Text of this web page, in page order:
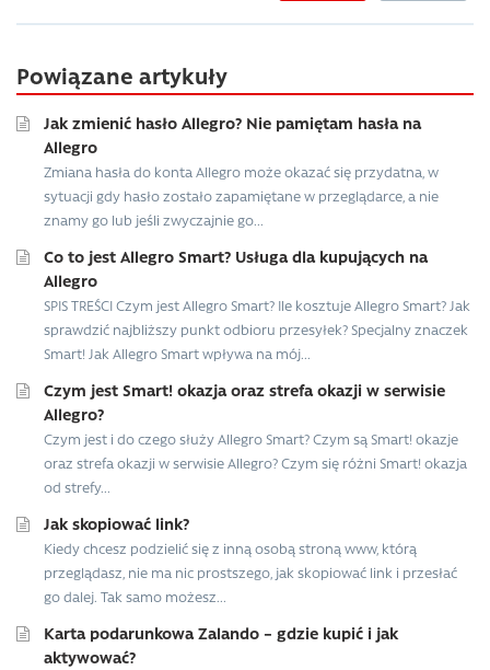
Powiązane artykuły
Jak zmienić hasło Allegro? Nie pamiętam hasła na
Allegro
Zmiana hasła do konta Allegro może okazać się przydatna, w
sytuacji gdy hasło zostało zapamiętane w przeglądarce, a nie
znamy go lub jeśli zwyczajnie go...
Co to jest Allegro Smart? Usługa dla kupujących na
Allegro
SPIS TREŚCI Czym jest Allegro Smart? Ile kosztuje Allegro Smart? Jak
sprawdzić najbliższy punkt odbioru przesyłek? Specjalny znaczek
Smart! Jak Allegro Smart wpływa na mój...
Czym jest Smart! okazja oraz strefa okazji w serwisie
Allegro?
Czym jest i do czego służy Allegro Smart? Czym są Smart! okazje
oraz strefa okazji w serwisie Allegro? Czym się różni Smart! okazja
od strefy...
Jak skopiować link?
Kiedy chcesz podzielić się z inną osobą stroną www, którą
przeglądasz, nie ma nic prostszego, jak skopiować link i przesłać
go dalej. Tak samo możesz...
Karta podarunkowa Zalando – gdzie kupić i jak
aktywować?